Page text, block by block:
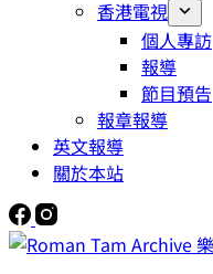
香港電視
個人專訪
報導
節目預告
報章報導
英文報導
關於本站